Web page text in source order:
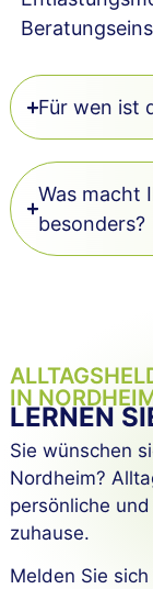
Für wen ist
Was macht
besonders?
IN
LERNEN
Sie wünschen
Nordheim?
persönliche
zuhause.
Melden Sie